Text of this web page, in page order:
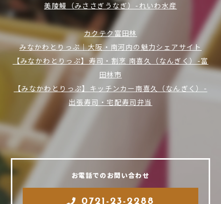
美陵鰻（みささぎうなぎ）-れいわ水産
カクテク富田林
みなかわとりっぷ｜大阪・南河内の魅力シェアサイト
【みなかわとりっぷ】寿司・割烹 南喜久（なんぎく）-富
田林市
【みなかわとりっぷ】キッチンカー南喜久（なんぎく）-
出張寿司・宅配寿司弁当
お電話でのお問い合わせ
0721-23-2288